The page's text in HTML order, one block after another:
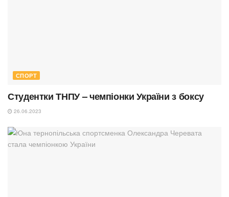
СПОРТ
Студентки ТНПУ – чемпіонки України з боксу
26.06.2023